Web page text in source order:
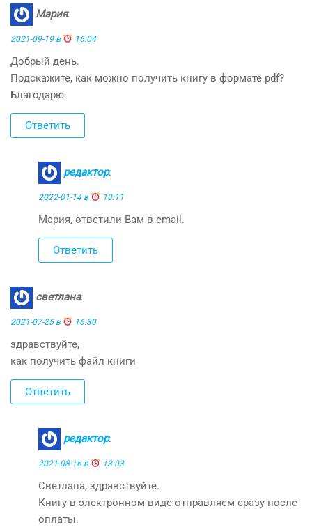
Мария:
2021-09-19 в 16:04
Добрый день.
Подскажите, как можно получить книгу в формате pdf?
Благодарю.
Ответить
редактор:
2022-01-14 в 13:11
Мария, ответили Вам в email.
Ответить
светлана:
2021-07-25 в 16:30
здравствуйте,
как получить файл книги
Ответить
редактор:
2021-08-16 в 13:03
Светлана, здравствуйте.
Книгу в электронном виде отправляем сразу после
оплаты.